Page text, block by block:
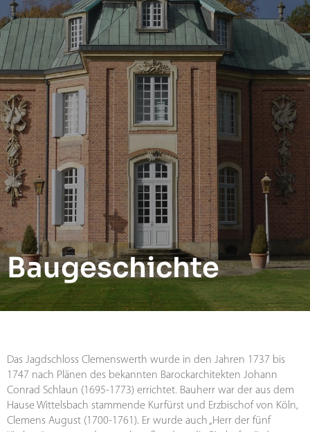
Baugeschichte
Das Jagdschloss Clemenswerth wurde in den Jahren 1737 bis
1747 nach Plänen des bekannten Barockarchitekten Johann
Conrad Schlaun (1695-1773) errichtet. Bauherr war der aus dem
Hause Wittelsbach stammende Kurfürst und Erzbischof von Köln,
Clemens August (1700-1761). Er wurde auch „Herr der fünf